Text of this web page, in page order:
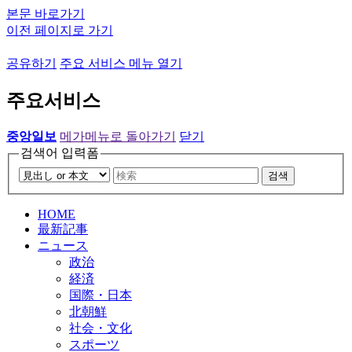
본문 바로가기
이전 페이지로 가기
공유하기 주요 서비스 메뉴 열기
주요서비스
중앙일보 메가메뉴로 돌아가기
닫기
검색어 입력폼
검색
HOME
最新記事
ニュース
政治
経済
国際・日本
北朝鮮
社会・文化
スポーツ